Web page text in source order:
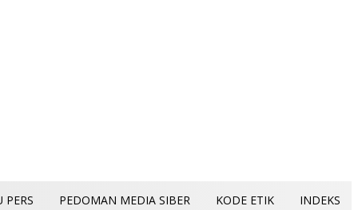
PERS PEDOMAN MEDIA SIBER KODE ETIK INDEKS